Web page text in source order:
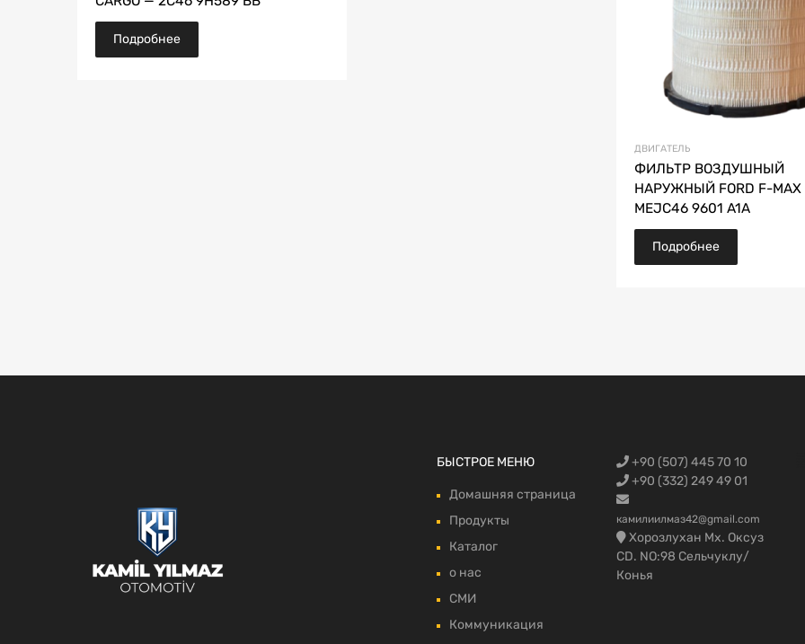
Подробнее
ДВИГАТЕЛЬ
ФИЛЬТР ВОЗДУШНЫЙ
НАРУЖНЫЙ FORD F-
MEJC46 9601 A1A
Подробнее
БЫСТРОЕ МЕНЮ
Домашняя страница
Продукты
Каталог
о нас
СМИ
Коммуникация
+90 (507) 445 70 10
+90 (332) 249 49 01
камилиилмаз42@gmail.com
Хорозлухан Мх. Оксуз
CD. NO:98 Сельчуклу/
Конья